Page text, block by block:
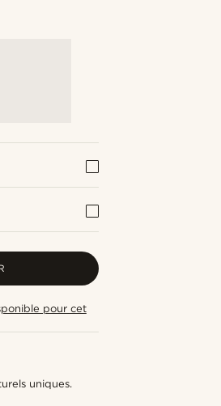
pour cet
uniques.